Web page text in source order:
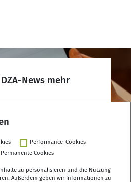
News mehr
Performance-Cookies
Permanente Cookies
zu personalisieren und die Nutzung
Außerdem geben wir Informationen zu